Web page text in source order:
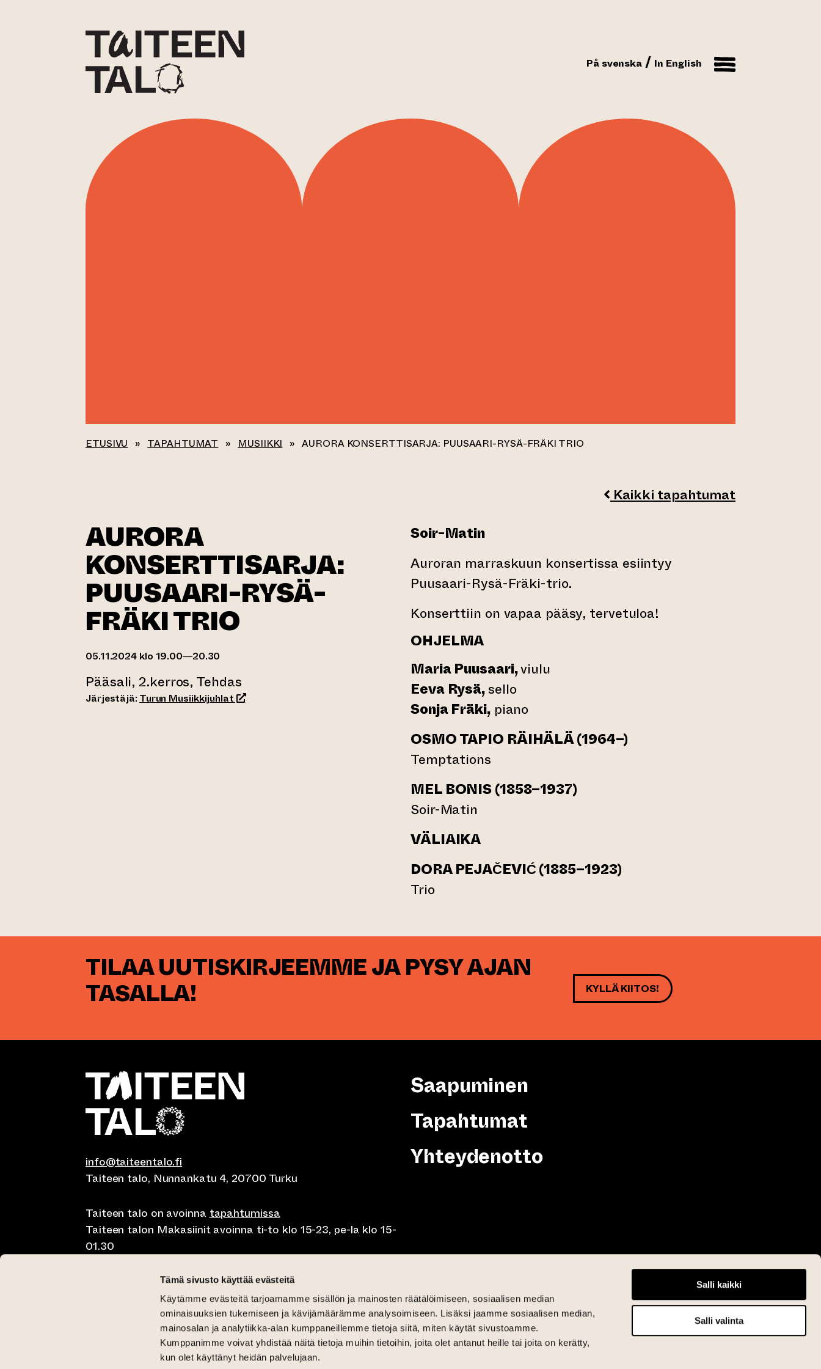
Tämä sivusto käyttää evästeitä
Käytämme evästeitä tarjoamamme sisällön ja mainosten räätälöimiseen, sosiaalisen median
ominaisuuksien tukemiseen ja kävijämäärämme analysoimiseen. Lisäksi jaamme sosiaalisen median,
mainosalan ja analytiikka-alan kumppaneillemme tietoja siitä, miten käytät sivustoamme.
Kumppanimme voivat yhdistää näitä tietoja muihin tietoihin, joita olet antanut heille tai joita on kerätty,
kun olet käyttänyt heidän palvelujaan.
Salli kaikki
Salli valinta
På svenska In English
ETUSIVU » TAPAHTUMAT » MUSIIKKI » AURORA KONSERTTISARJA: PUUSAARI-RYSÄ-FRÄKI TRIO
Kaikki tapahtumat
AURORA
KONSERTTISARJA:
PUUSAARI-RYSÄ-
FRÄKI TRIO
05.11.2024 klo 19.00—20.30
Pääsali, 2.kerros, Tehdas
Järjestäjä: Turun Musiikkijuhlat(siirtyy toiseen verkkopalveluun)
Soir-Matin
Auroran marraskuun konsertissa esiintyy
Puusaari-Rysä-Fräki-trio.
Konserttiin on vapaa pääsy, tervetuloa!
OHJELMA
Maria Puusaari,viulu
Eeva Rysä,sello
Sonja Fräki,piano
OSMO TAPIO RÄIHÄLÄ (1964–)
Temptations
MEL BONIS (1858–1937)
Soir-Matin
VÄLIAIKA
DORA PEJAČEVIĆ (1885–1923)
Trio
TILAA UUTISKIRJEEMME JA PYSY AJAN
TASALLA!
KYLLÄ KIITOS!
info@taiteentalo.fi
Taiteen talo, Nunnankatu 4, 20700 Turku
Taiteen talo on avoinna tapahtumissa
Taiteen talon Makasiinit avoinna ti-to klo 15-23, pe-la klo 15-
01.30
Café Elephanten su-ma klo 10-20, ti-to klo 10-23, pe-la klo 10-
Pegasus Taiteen talo ma-pe lounas klo 10.30-15, la lounas klo
11-15 ja brunssi su klo 11-15
Kriittinen Galleria ti-su 12-18
Galleria Aski ti-pe 12-18 ja la-su 12-16
Saapuminen
Tapahtumat
Yhteydenotto